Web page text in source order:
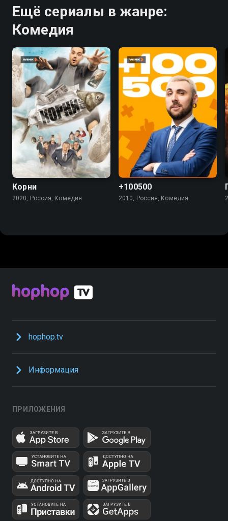
Ещё сериалы в жанре:
Комедия
7.7
Корни
2020, Россия, Комедия
5.5 4.5
+100500
2010, Россия, Комедия
hophop.tv
Информация
ПРИЛОЖЕНИЯ